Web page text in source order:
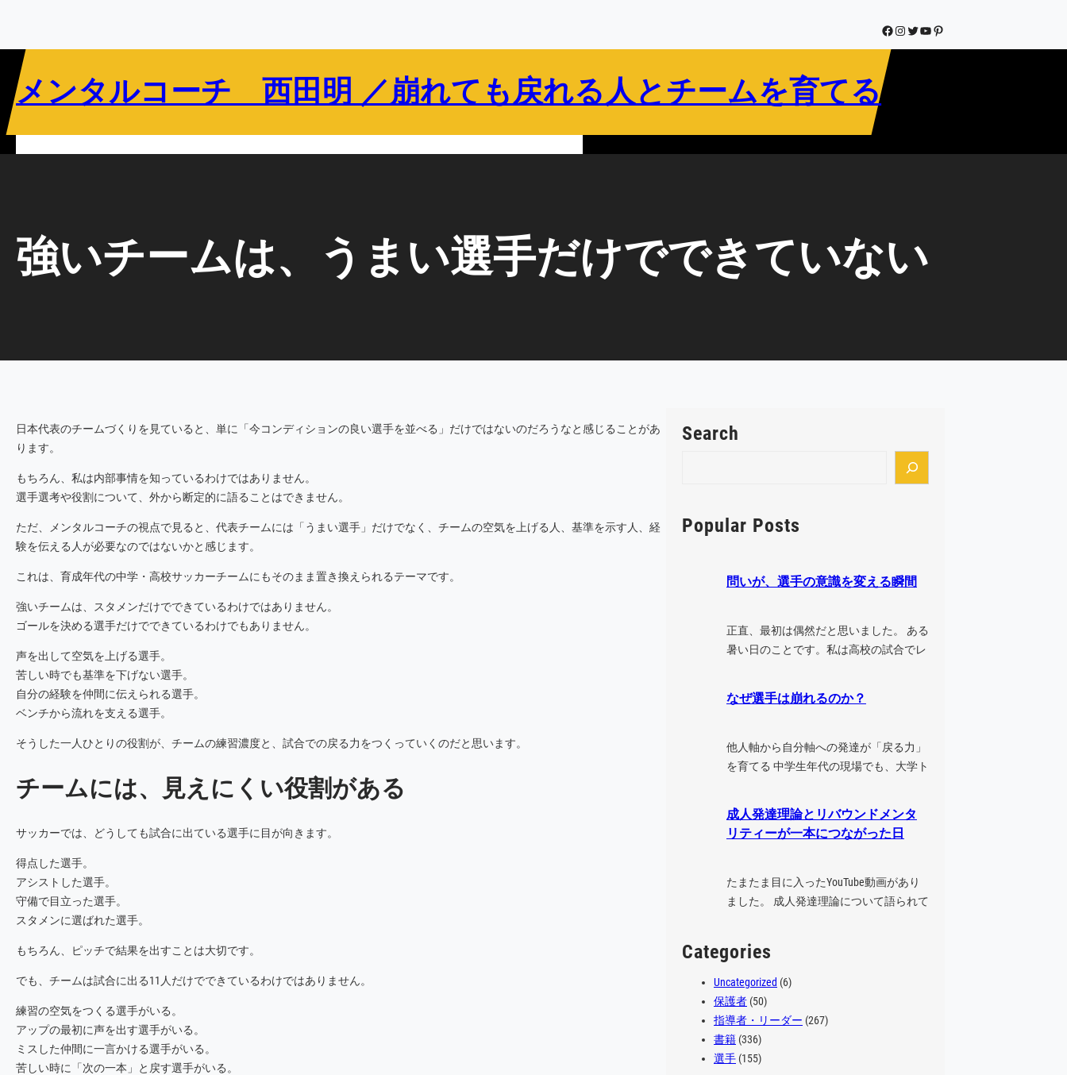
を
プ
Facebook
Instagram
Twitter
YouTube
Pinterest
メンタルコーチ 西田明 ／崩れても戻れる人とチームを育てる
強いチームは、うまい選手だけでできていない
日本代表のチームづくりを見ていると、単に「今コンディションの良い選手を並べる」だけではないのだろうなと感じることがあ
ります。
もちろん、私は内部事情を知っているわけではありません。
選手選考や役割について、外から断定的に語ることはできません。
ただ、メンタルコーチの視点で見ると、代表チームには「うまい選手」だけでなく、チームの空気を上げる人、基準を示す人、経
験を伝える人が必要なのではないかと感じます。
これは、育成年代の中学・高校サッカーチームにもそのまま置き換えられるテーマです。
強いチームは、スタメンだけでできているわけではありません。
ゴールを決める選手だけでできているわけでもありません。
声を出して空気を上げる選手。
苦しい時でも基準を下げない選手。
自分の経験を仲間に伝えられる選手。
ベンチから流れを支える選手。
そうした一人ひとりの役割が、チームの練習濃度と、試合での戻る力をつくっていくのだと思います。
チームには、見えにくい役割がある
サッカーでは、どうしても試合に出ている選手に目が向きます。
得点した選手。
アシストした選手。
守備で目立った選手。
スタメンに選ばれた選手。
もちろん、ピッチで結果を出すことは大切です。
でも、チームは試合に出る11人だけでできているわけではありません。
練習の空気をつくる選手がいる。
アップの最初に声を出す選手がいる。
ミスした仲間に一言かける選手がいる。
苦しい時に「次の一本」と戻す選手がいる。
Search
r
cPopular Posts
問いが、選手の意識を変える瞬間
正直、最初は偶然だと思いました。 ある
暑い日のことです。私は高校の試合でレ
なぜ選手は崩れるのか？
他人軸から自分軸への発達が「戻る力」
を育てる 中学生年代の現場でも、大学ト
成人発達理論とリバウンドメンタ
リティーが一本につながった日
たまたま目に入ったYouTube動画があり
ました。 成人発達理論について語られて
Categories
Uncategorized (6)
保護者 (50)
指導者・リーダー (267)
書籍 (336)
選手 (155)